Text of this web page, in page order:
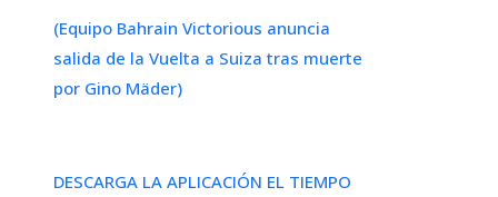
(Equipo Bahrain Victorious anuncia
salida de la Vuelta a Suiza tras muerte
por Gino Mäder)
DESCARGA LA APLICACIÓN EL TIEMPO